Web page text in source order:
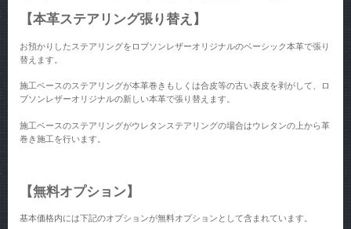
【本革ステアリング張り替え】
お預かりしたステアリングをロブソンレザーオリジナルのベーシック本革で張り
替えます。
施工ベースのステアリングが本革巻きもしくは合皮等の古い表皮を剥がして、ロ
ブソンレザーオリジナルの新しい本革で張り替えます。
施工ベースのステアリングがウレタンステアリングの場合はウレタンの上から革
巻き施工を行います。
【無料オプション】
基本価格内には下記のオプションが無料オプションとして含まれています。